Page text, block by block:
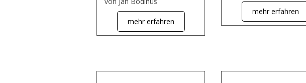
mehr erfahren
mehr erfahren